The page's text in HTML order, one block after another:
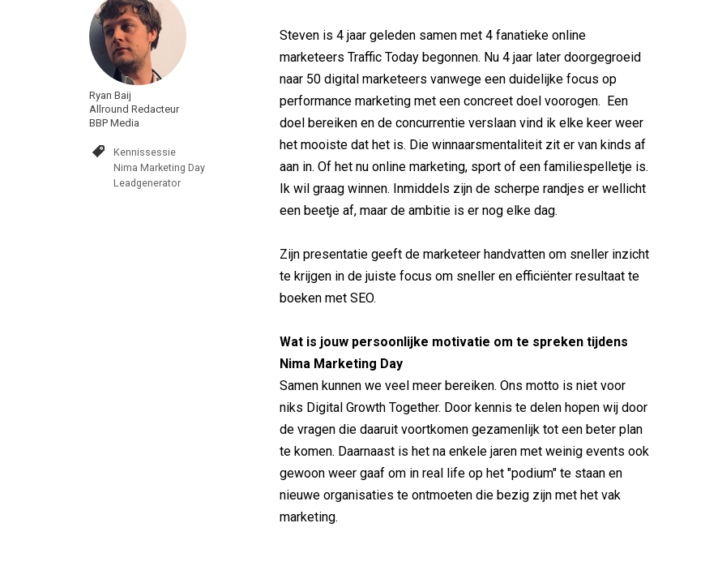
Ryan Baij
Allround Redacteur
BBP Media
Kennissessie
Nima Marketing Day
Leadgenerator
Steven is 4 jaar geleden samen met 4 fanatieke online
marketeers Traffic Today begonnen. Nu 4 jaar later doorgegroeid
naar 50 digital marketeers vanwege een duidelijke focus op
performance marketing met een concreet doel voorogen. Een
doel bereiken en de concurrentie verslaan vind ik elke keer weer
het mooiste dat het is. Die winnaarsmentaliteit zit er van kinds af
aan in. Of het nu online marketing, sport of een familiespelletje is.
Ik wil graag winnen. Inmiddels zijn de scherpe randjes er wellicht
een beetje af, maar de ambitie is er nog elke dag.
Zijn presentatie geeft de marketeer handvatten om sneller inzicht
te krijgen in de juiste focus om sneller en efficiënter resultaat te
boeken met SEO.
Wat is jouw persoonlijke motivatie om te spreken tijdens
Nima Marketing Day
Samen kunnen we veel meer bereiken. Ons motto is niet voor
niks Digital Growth Together. Door kennis te delen hopen wij door
de vragen die daaruit voortkomen gezamenlijk tot een beter plan
te komen. Daarnaast is het na enkele jaren met weinig events ook
gewoon weer gaaf om in real life op het "podium" te staan en
nieuwe organisaties te ontmoeten die bezig zijn met het vak
marketing.